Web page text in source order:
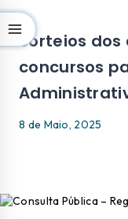
Sorteios
concursos
8 de Maio, 2025